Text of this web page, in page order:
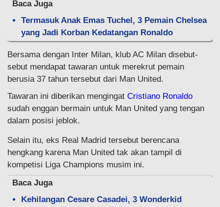
Baca Juga
Termasuk Anak Emas Tuchel, 3 Pemain Chelsea
yang Jadi Korban Kedatangan Ronaldo
Bersama dengan Inter Milan, klub AC Milan disebut-
sebut mendapat tawaran untuk merekrut pemain
berusia 37 tahun tersebut dari Man United.
Tawaran ini diberikan mengingat Cristiano Ronaldo
sudah enggan bermain untuk Man United yang tengan
dalam posisi jeblok.
Selain itu, eks Real Madrid tersebut berencana
hengkang karena Man United tak akan tampil di
kompetisi Liga Champions musim ini.
Baca Juga
Kehilangan Cesare Casadei, 3 Wonderkid